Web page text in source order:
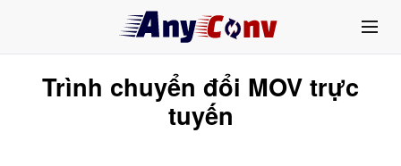
Trình chuyển đổi MOV trực
tuyến